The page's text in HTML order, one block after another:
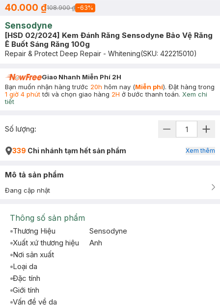
40.000 ₫108.900 ₫ -63%
Sensodyne
[HSD 02/2024] Kem Đánh Răng Sensodyne Bảo Vệ Răng
Ê Buốt Sáng Răng 100g
Repair & Protect Deep Repair - Whitening(SKU: 422215010)
Giao Nhanh Miễn Phí 2H
Bạn muốn nhận hàng trước 20h hôm nay (Miễn phí). Đặt hàng trong
1 giờ 4 phúttới và chọn giao hàng 2H ở bước thanh toán. Xem chi
tiết
Số lượng:
339 Chi nhánh tạm hết sản phẩm Xem thêm
Mô tả sản phẩm
Đang cập nhật
Thông số sản phẩm
Thương Hiệu
Sensodyne
Xuất xứ thương hiệu
Anh
Nơi sản xuất
Loại da
Đặc tính
Giới tính
Vấn đề về da